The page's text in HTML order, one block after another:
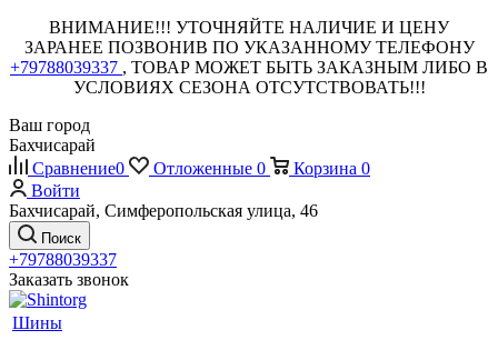
ВНИМАНИЕ!!! УТОЧНЯЙТЕ НАЛИЧИЕ И ЦЕНУ
ЗАРАНЕЕ ПОЗВОНИВ ПО УКАЗАННОМУ ТЕЛЕФОНУ
+79788039337 , ТОВАР МОЖЕТ БЫТЬ ЗАКАЗНЫМ ЛИБО В
УСЛОВИЯХ СЕЗОНА ОТСУТСТВОВАТЬ!!!
Ваш город
Бахчисарай
Сравнение0 Отложенные 0 Корзина 0
Войти
Бахчисарай, Симферопольская улица, 46
Поиск
+79788039337
Заказать звонок
Шины